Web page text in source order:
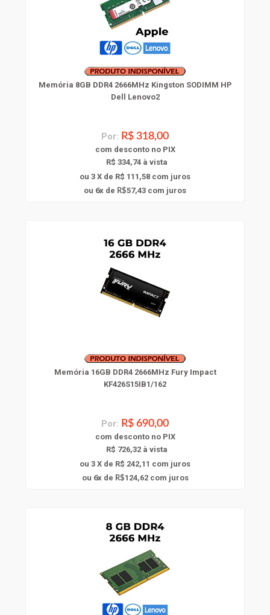
Memória 8GB DDR4 2666MHz Kingston SODIMM HP
Dell Lenovo2
Por: R$ 318,00
com desconto no PIX
R$ 334,74 à vista
ou 3 X de R$ 111,58 com juros
ou 6x de R$57,43 com juros
Memória 16GB DDR4 2666MHz Fury Impact
KF426S15IB1/162
Por: R$ 690,00
com desconto no PIX
R$ 726,32 à vista
ou 3 X de R$ 242,11 com juros
ou 6x de R$124,62com juros